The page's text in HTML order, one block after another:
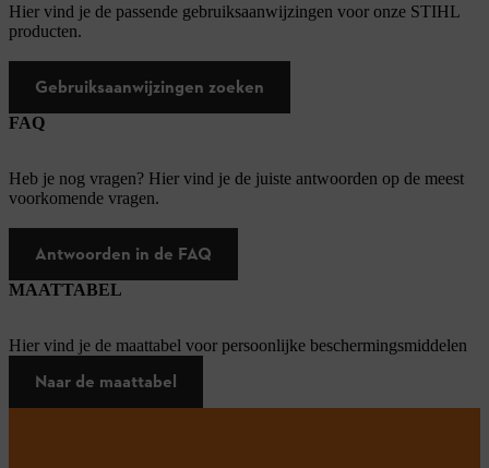
Hier vind je de passende gebruiksaanwijzingen voor onze STIHL
producten.
Gebruiksaanwijzingen zoeken
FAQ
Heb je nog vragen? Hier vind je de juiste antwoorden op de meest
voorkomende vragen.
Antwoorden in de FAQ
MAATTABEL
Hier vind je de maattabel voor persoonlijke beschermingsmiddelen
Naar de maattabel